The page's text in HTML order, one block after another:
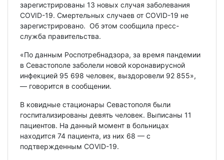
зарегистрированы 13 новых случая заболевания
COVID-19. Смертельных случаев от COVID-19 не
зарегистрировано. Об этом сообщила пресс-
служба правительства.
«По данным Роспотребнадзора, за время пандемии
в Севастополе заболели новой коронавирусной
инфекцией 95 698 человек, выздоровели 92 855»,
— говорится в сообщении.
В ковидные стационары Севастополя были
госпитализированы девять человек. Выписаны 11
пациентов. На данный момент в больницах
находится 74 пациента, из них 68 — с
подтвержденным COVID-19.